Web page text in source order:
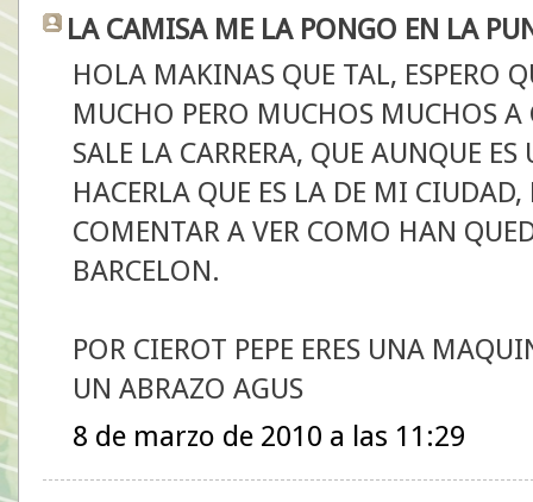
LA CAMISA ME LA PONGO EN LA
HOLA MAKINAS QUE TAL, ESPERO
MUCHO PERO MUCHOS MUCHOS A
SALE LA CARRERA, QUE AUNQUE
HACERLA QUE ES LA DE MI
COMENTAR A VER COMO HAN
BARCELON.
POR CIEROT PEPE ERES UNA
UN ABRAZO AGUS
8 de marzo de 2010 a las 11:29